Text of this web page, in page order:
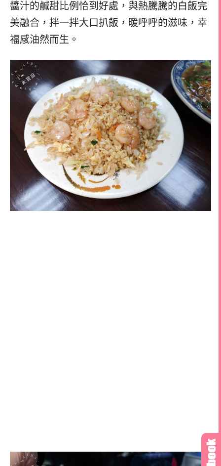
醬汁的鹹甜比例恰到好處，與熱騰騰的白飯完
美融合，拌一拌大口扒飯，暖呼呼的滋味，幸
福感油然而生。